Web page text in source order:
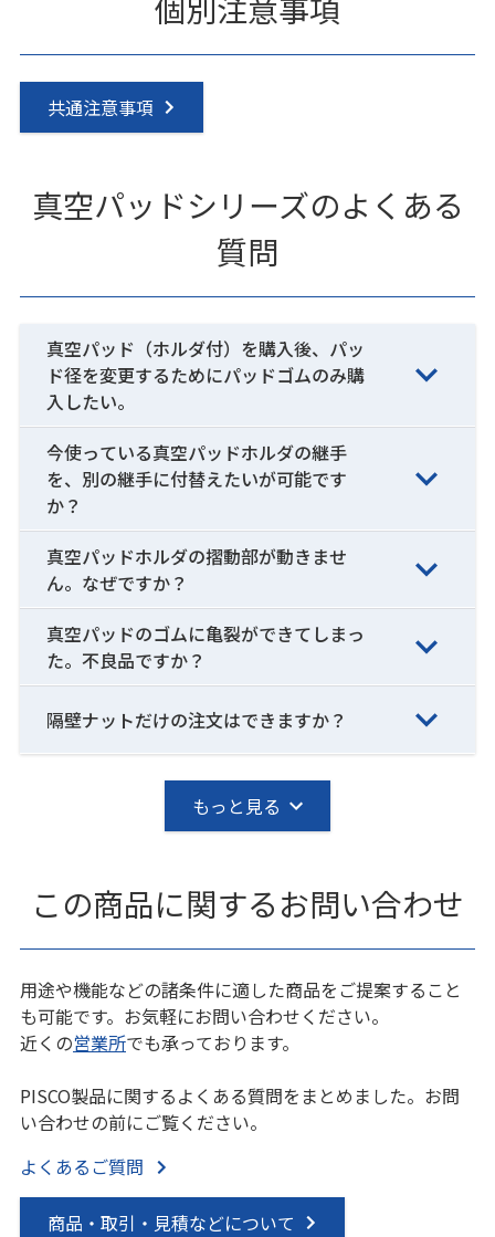
個別注意事項
共通注意事項
真空パッドシリーズのよくある
質問
真空パッド（ホルダ付）を購入後、パッ
ド径を変更するためにパッドゴムのみ購
入したい。
今使っている真空パッドホルダの継手
を、別の継手に付替えたいが可能です
か？
真空パッドホルダの摺動部が動きませ
ん。なぜですか？
真空パッドのゴムに亀裂ができてしまっ
た。不良品ですか？
隔壁ナットだけの注文はできますか？
もっと見る
この商品に関するお問い合わせ
用途や機能などの諸条件に適した商品をご提案すること
も可能です。お気軽にお問い合わせください。
近くの営業所でも承っております。
PISCO製品に関するよくある質問をまとめました。お問
い合わせの前にご覧ください。
よくあるご質問
商品・取引・見積などについて